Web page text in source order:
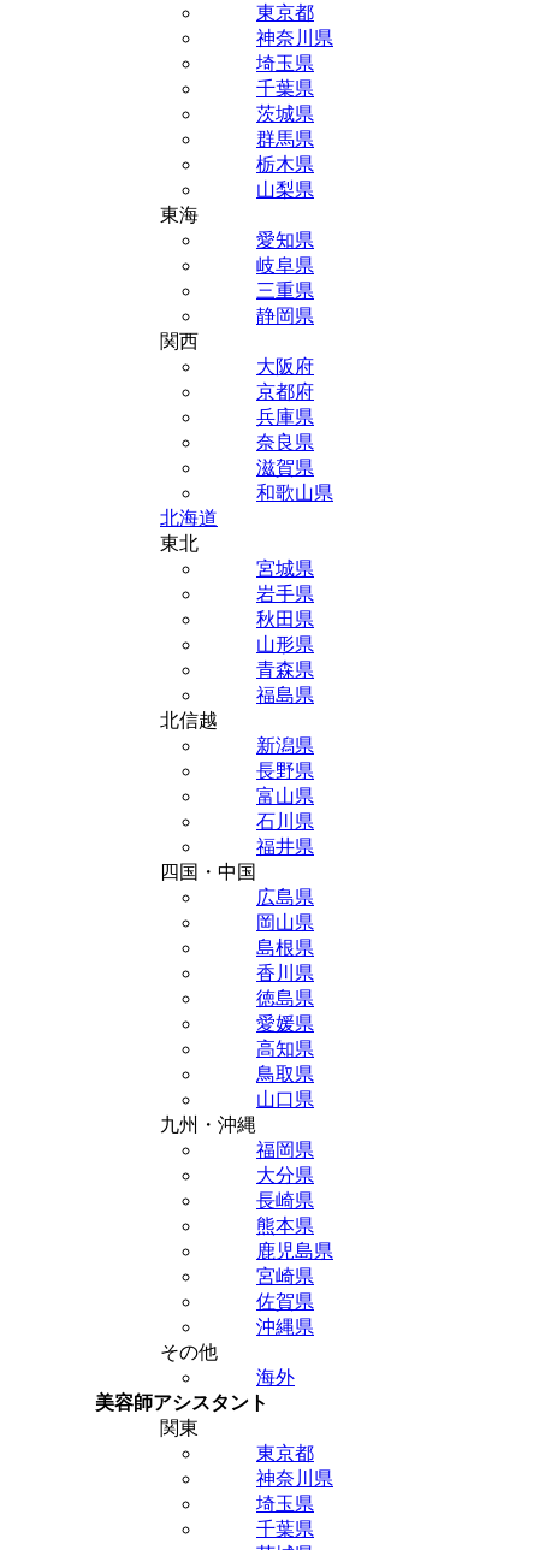
東京都
神奈川県
埼玉県
千葉県
茨城県
群馬県
栃木県
山梨県
東海
愛知県
岐阜県
三重県
静岡県
関西
大阪府
京都府
兵庫県
奈良県
滋賀県
和歌山県
北海道
東北
宮城県
岩手県
秋田県
山形県
青森県
福島県
北信越
新潟県
長野県
富山県
石川県
福井県
四国・中国
広島県
岡山県
島根県
香川県
徳島県
愛媛県
高知県
鳥取県
山口県
九州・沖縄
福岡県
大分県
長崎県
熊本県
鹿児島県
宮崎県
佐賀県
沖縄県
その他
海外
美容師アシスタント
関東
東京都
神奈川県
埼玉県
千葉県